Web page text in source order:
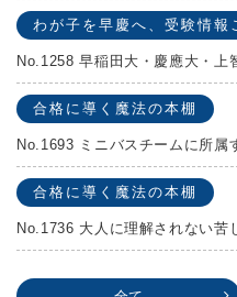
わが子を早慶へ、受験情報
合格に導く魔法の本棚
合格に導く魔法の本棚